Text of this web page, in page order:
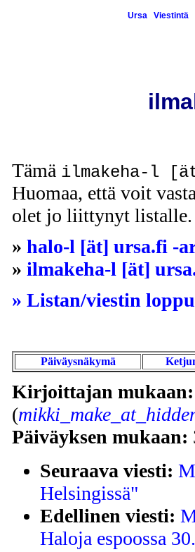
Ursa Viestintä
Tämä ilmakeha-l
Huomaa, että voit
olet jo liittynyt listalle.
» halo-l [ät] ursa.fi -
» ilmakeha-l [ät]
» Listan/viestin
Päiväysnäkymä
Kirjoittajan mukaan:
(
Päiväyksen mukaan:
Seuraava viesti:
Helsingissä"
Edellinen viesti:
Haloja espoossa